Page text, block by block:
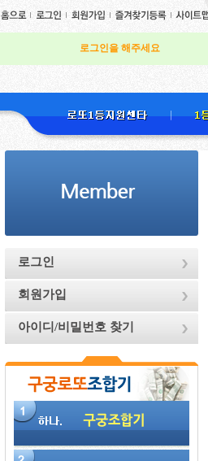
로그인을 해주세요
로그인
회원가입
아이디/비밀번호 찾기